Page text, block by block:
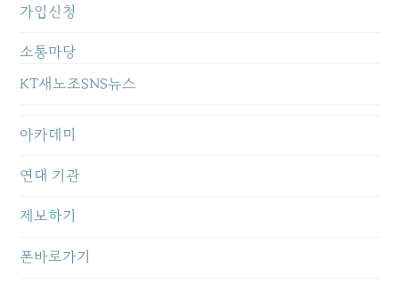
가입신청
소통마당
KT새노조SNS뉴스
아카데미
연대 기관
제보하기
폰바로가기